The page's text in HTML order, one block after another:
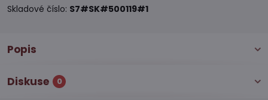
Skladové číslo: S7#SK#500119#1
Popis
Diskuse 0